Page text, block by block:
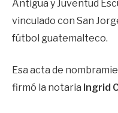
Antigua y Juventud
vinculado con San
fútbol guatemalteco.
Esa acta de
firmó la notaria Ingrid